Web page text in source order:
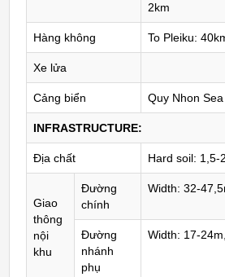
2km
Hàng không To Pleiku:
Xe lửa
Cảng biển Quy Nhon
INFRASTRUCTURE:
Địa chất Hard soil: 1,5-
Giao
thông
nội
khu
Đường
chính
Width: 32-
Đường
nhánh
phụ
Width: 17-